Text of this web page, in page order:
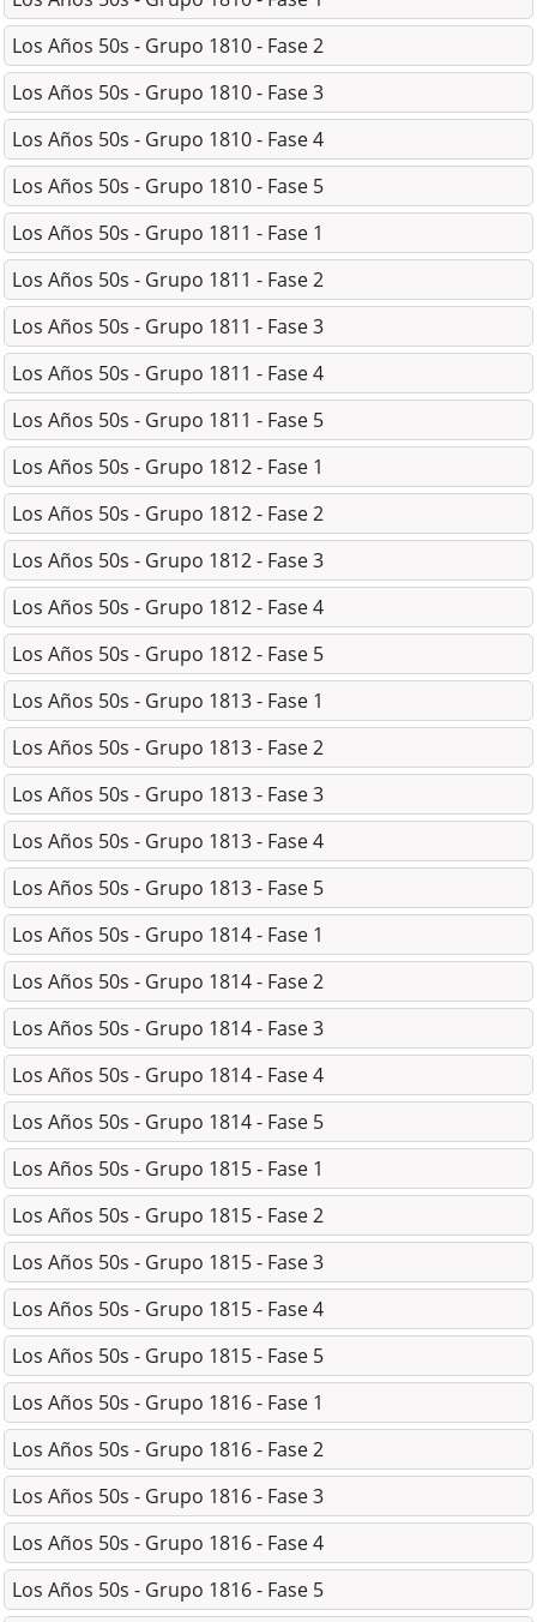
Los Años 50s - Grupo 1810 - Fase 2
Los Años 50s - Grupo 1810 - Fase 3
Los Años 50s - Grupo 1810 - Fase 4
Los Años 50s - Grupo 1810 - Fase 5
Los Años 50s - Grupo 1811 - Fase 1
Los Años 50s - Grupo 1811 - Fase 2
Los Años 50s - Grupo 1811 - Fase 3
Los Años 50s - Grupo 1811 - Fase 4
Los Años 50s - Grupo 1811 - Fase 5
Los Años 50s - Grupo 1812 - Fase 1
Los Años 50s - Grupo 1812 - Fase 2
Los Años 50s - Grupo 1812 - Fase 3
Los Años 50s - Grupo 1812 - Fase 4
Los Años 50s - Grupo 1812 - Fase 5
Los Años 50s - Grupo 1813 - Fase 1
Los Años 50s - Grupo 1813 - Fase 2
Los Años 50s - Grupo 1813 - Fase 3
Los Años 50s - Grupo 1813 - Fase 4
Los Años 50s - Grupo 1813 - Fase 5
Los Años 50s - Grupo 1814 - Fase 1
Los Años 50s - Grupo 1814 - Fase 2
Los Años 50s - Grupo 1814 - Fase 3
Los Años 50s - Grupo 1814 - Fase 4
Los Años 50s - Grupo 1814 - Fase 5
Los Años 50s - Grupo 1815 - Fase 1
Los Años 50s - Grupo 1815 - Fase 2
Los Años 50s - Grupo 1815 - Fase 3
Los Años 50s - Grupo 1815 - Fase 4
Los Años 50s - Grupo 1815 - Fase 5
Los Años 50s - Grupo 1816 - Fase 1
Los Años 50s - Grupo 1816 - Fase 2
Los Años 50s - Grupo 1816 - Fase 3
Los Años 50s - Grupo 1816 - Fase 4
Los Años 50s - Grupo 1816 - Fase 5